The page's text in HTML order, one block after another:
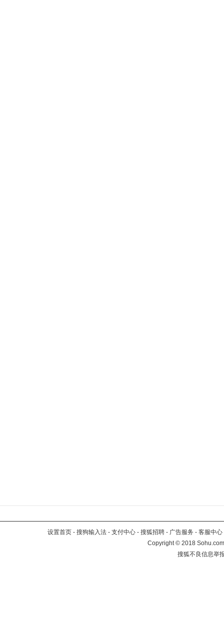
设置首页 - 搜狗输入法 - 支付中心 - 搜狐招聘 - 广告服务 - 客服中心
Copyright©2018
搜狐不良信息举